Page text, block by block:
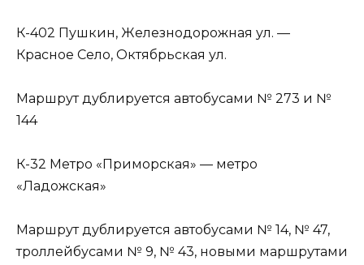
К-402 Пушкин, Железнодорожная ул. —
Красное Село, Октябрьская ул.
Маршрут дублируется автобусами № 273 и №
144
К-32 Метро «Приморская» — метро
«Ладожская»
Маршрут дублируется автобусами № 14, № 47,
троллейбусами № 9, № 43, новыми маршрутами